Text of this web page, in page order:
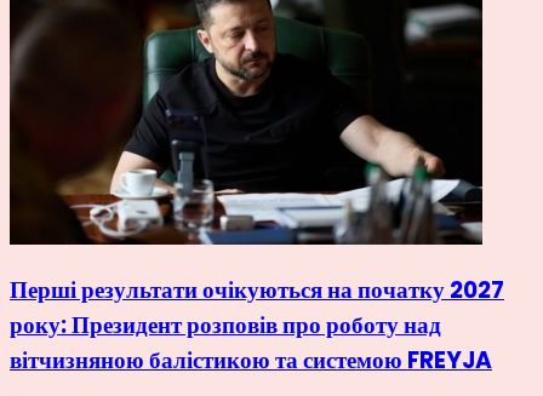
Перші результати очікуються на початку 2027
року: Президент розповів про роботу над
вітчизняною балістикою та системою FREYJA